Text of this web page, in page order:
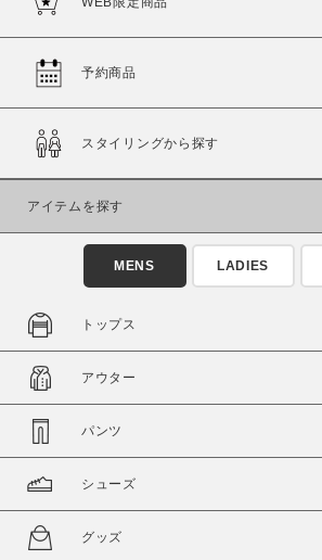
価格
～
商品タイプ
通常商品
在庫
在庫あり
予約商品
スタイリングから探す
アイテムを探す
MENS LADIES
トップス
アウター
パンツ
シューズ
グッズ